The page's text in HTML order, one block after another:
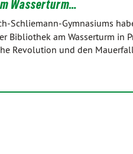
Wasserturm…
Schliemann-Gymnasiums
Bibliothek am Wasserturm in
Revolution und den